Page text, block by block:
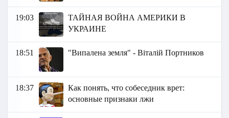
19:03
ТАЙНАЯ ВОЙНА АМЕРИКИ В
УКРАИНЕ
18:51 "Випалена земля" - Віталій Портников
18:37
Как понять, что собеседник врет:
основные признаки лжи